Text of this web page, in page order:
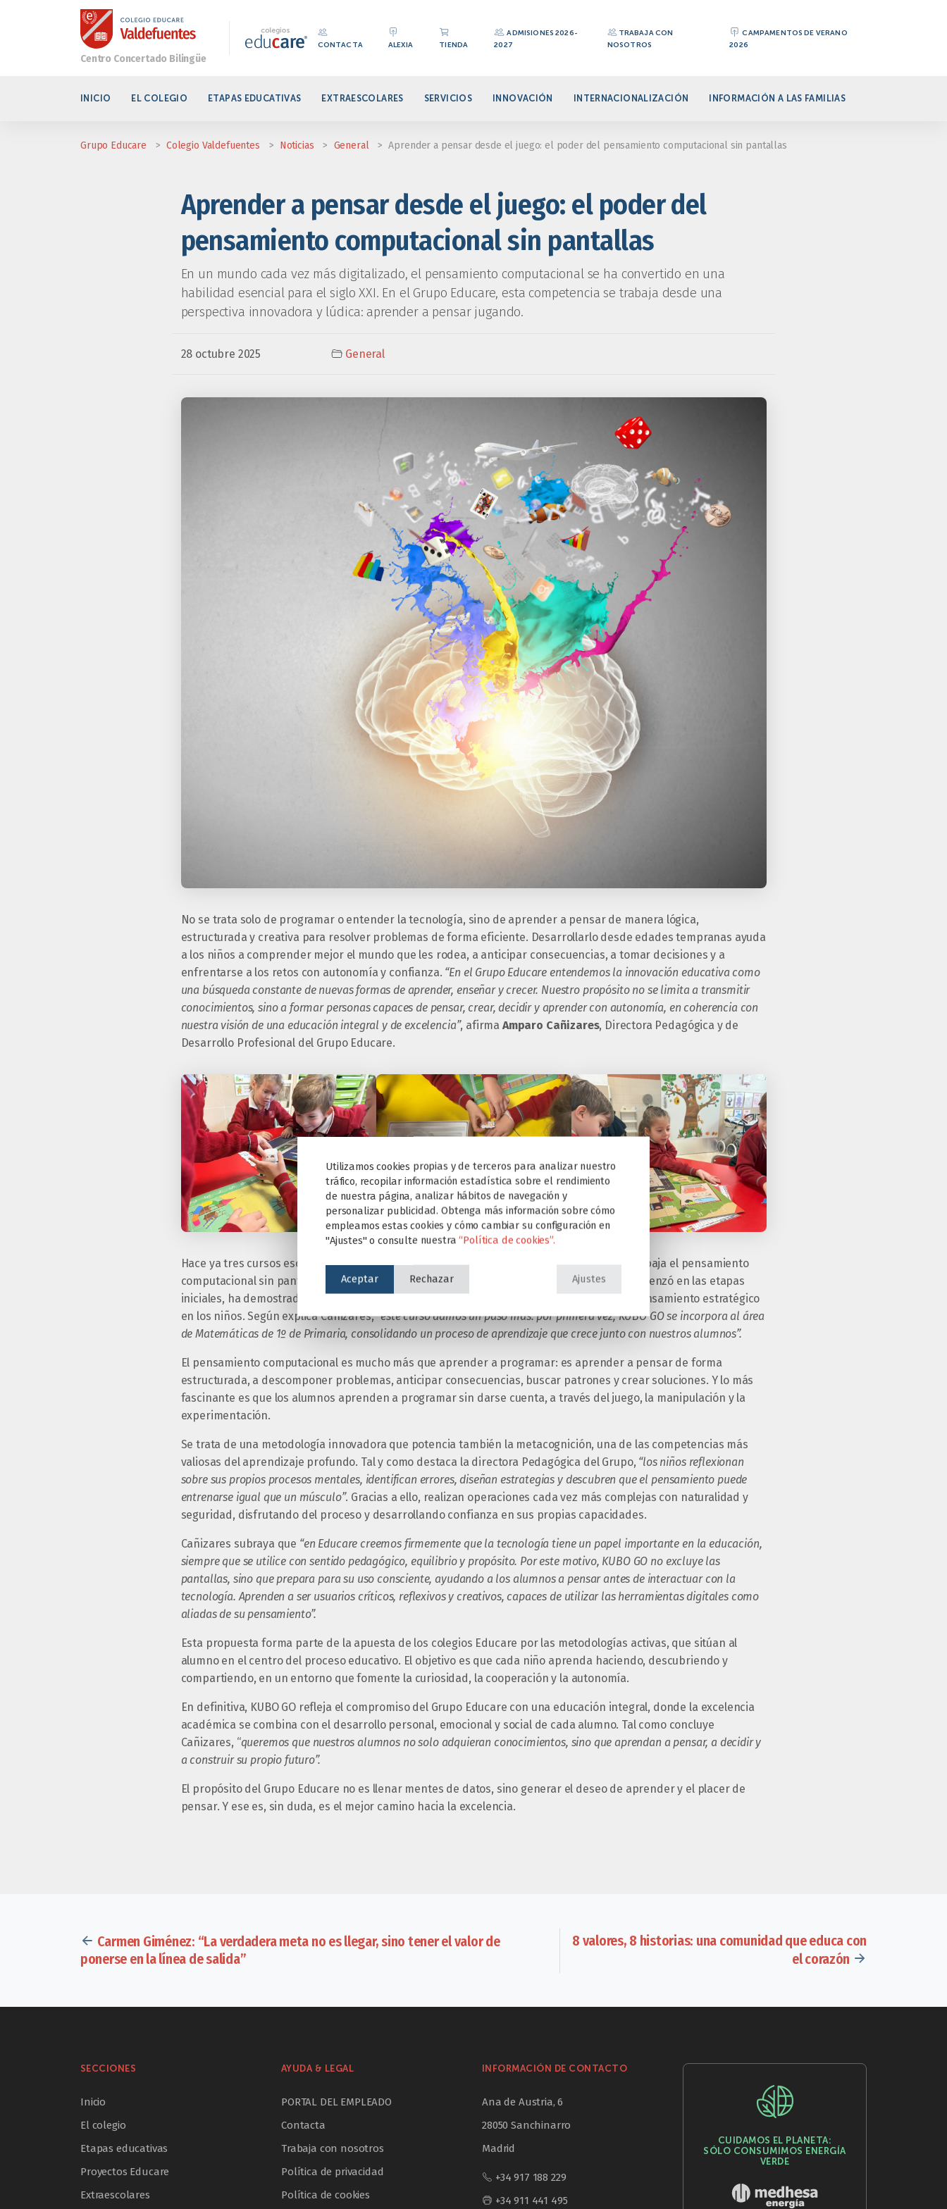
CONTACTA ALEXIA TIENDA
ADMISIONES 2026-
2027
TRABAJA CON
NOSOTROS
CAMPAMENTOS DE VERANO
2026
INICIO EL COLEGIO ETAPAS EDUCATIVAS EXTRAESCOLARES SERVICIOS INNOVACIÓN INTERNACIONALIZACIÓN INFORMACIÓN A LAS FAMILIAS
Grupo Educare > Colegio Valdefuentes > Noticias > General > Aprender a pensar desde el juego: el poder del pensamiento computacional sin pantallas
Aprender a pensar desde el juego: el poder del
pensamiento computacional sin pantallas
En un mundo cada vez más digitalizado, el pensamiento computacional se ha convertido en una
habilidad esencial para el siglo XXI. En el Grupo Educare, esta competencia se trabaja desde una
perspectiva innovadora y lúdica: aprender a pensar jugando.
28 octubre 2025 General
No se trata solo de programar o entender la tecnología, sino de aprender a pensar de manera lógica,
estructurada y creativa para resolver problemas de forma eficiente. Desarrollarlo desde edades tempranas ayuda
a los niños a comprender mejor el mundo que les rodea, a anticipar consecuencias, a tomar decisiones y a
enfrentarse a los retos con autonomía y confianza. “En el Grupo Educare entendemos la innovación educativa como
una búsqueda constante de nuevas formas de aprender, enseñar y crecer. Nuestro propósito no se limita a transmitir
conocimientos, sino a formar personas capaces de pensar, crear, decidir y aprender con autonomía, en coherencia con
nuestra visión de una educación integral y de excelencia”, afirma Amparo Cañizares, Directora Pedagógica y de
Desarrollo Profesional del Grupo Educare.
Hace ya tres cursos escolares, esta institución educativa inició un proyecto pionero que trabaja el pensamiento
computacional sin pantallas desde edades tempranas: KUBO GO. Esta experiencia, que comenzó en las etapas
iniciales, ha demostrado su enorme potencial para estimular la lógica, la creatividad y el pensamiento estratégico
en los niños. Según explica Cañizares,“este curso damos un paso más: por primera vez, KUBO GO se incorpora al área
de Matemáticas de 1º de Primaria, consolidando un proceso de aprendizaje que crece junto con nuestros alumnos”.
El pensamiento computacional es mucho más que aprender a programar: es aprender a pensar de forma
estructurada, a descomponer problemas, anticipar consecuencias, buscar patrones y crear soluciones. Y lo más
fascinante es que los alumnos aprenden a programar sin darse cuenta, a través del juego, la manipulación y la
experimentación.
Se trata de una metodología innovadora que potencia también la metacognición, una de las competencias más
valiosas del aprendizaje profundo. Tal y como destaca la directora Pedagógica del Grupo, “los niños reflexionan
sobre sus propios procesos mentales, identifican errores, diseñan estrategias y descubren que el pensamiento puede
entrenarse igual que un músculo”. Gracias a ello, realizan operaciones cada vez más complejas con naturalidad y
seguridad, disfrutando del proceso y desarrollando confianza en sus propias capacidades.
Cañizares subraya que “en Educare creemos firmemente que la tecnología tiene un papel importante en la educación,
siempre que se utilice con sentido pedagógico, equilibrio y propósito. Por este motivo, KUBO GO no excluye las
pantallas, sino que prepara para su uso consciente, ayudando a los alumnos a pensar antes de interactuar con la
tecnología. Aprenden a ser usuarios críticos, reflexivos y creativos, capaces de utilizar las herramientas digitales como
aliadas de su pensamiento”.
Esta propuesta forma parte de la apuesta de los colegios Educare por las metodologías activas, que sitúan al
alumno en el centro del proceso educativo. El objetivo es que cada niño aprenda haciendo, descubriendo y
compartiendo, en un entorno que fomente la curiosidad, la cooperación y la autonomía.
En definitiva, KUBO GO refleja el compromiso del Grupo Educare con una educación integral, donde la excelencia
académica se combina con el desarrollo personal, emocional y social de cada alumno. Tal como concluye
Cañizares, “queremos que nuestros alumnos no solo adquieran conocimientos, sino que aprendan a pensar, a decidir y
a construir su propio futuro”.
El propósito del Grupo Educare no es llenar mentes de datos, sino generar el deseo de aprender y el placer de
pensar. Y ese es, sin duda, es el mejor camino hacia la excelencia.
Carmen Giménez: “La verdadera meta no es llegar, sino tener el valor de
ponerse en la línea de salida”
8 valores, 8 historias: una comunidad que educa con
el corazón
SECCIONES
Inicio
El colegio
Etapas educativas
Proyectos Educare
Extraescolares
AYUDA & LEGAL
PORTAL DEL EMPLEADO
Contacta
Trabaja con nosotros
Política de privacidad
Política de cookies
INFORMACIÓN DE CONTACTO
Ana de Austria, 6
28050 Sanchinarro
Madrid
+34 917 188 229
+34 911 441 495
CUIDAMOS EL PLANETA:
SÓLO CONSUMIMOS ENERGÍA
VERDE
Utilizamos cookies propias y de terceros para analizar nuestro
tráfico, recopilar información estadística sobre el rendimiento
de nuestra página, analizar hábitos de navegación y
personalizar publicidad. Obtenga más información sobre cómo
empleamos estas cookies y cómo cambiar su configuración en
"Ajustes" o consulte nuestra“Política de cookies”.
Aceptar Rechazar Ajustes